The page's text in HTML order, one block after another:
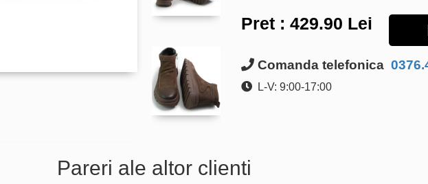
Pret : 429.90 Lei
Comanda telefonica
L-V: 9:00-17:00
Pareri ale altor clienti